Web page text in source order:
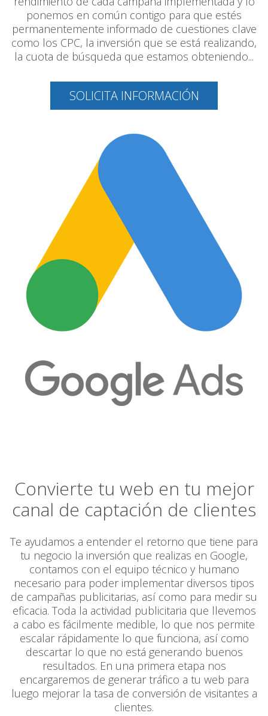
ponemos en común contigo para que estés
permanentemente informado de cuestiones clave
como los CPC, la inversión que se está realizando,
la cuota de búsqueda que estamos obteniendo...
SOLICITA INFORMACIÓN
Convierte tu web en tu mejor
canal de captación de clientes
Te ayudamos a entender el retorno que tiene para
tu negocio la inversión que realizas en Google,
contamos con el equipo técnico y humano
necesario para poder implementar diversos tipos
de campañas publicitarias, así como para medir su
eficacia. Toda la actividad publicitaria que llevemos
a cabo es fácilmente medible, lo que nos permite
escalar rápidamente lo que funciona, así como
descartar lo que no está generando buenos
resultados. En una primera etapa nos
encargaremos de generar tráfico a tu web para
luego mejorar la tasa de conversión de visitantes a
clientes.